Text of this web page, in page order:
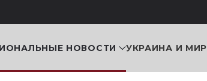
НОВОСТИ УКРАИНА И МИР